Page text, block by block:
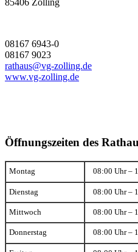
85406 Zolling
08167 6943-0
08167 9023
rathaus@vg-zolling.de
www.vg-zolling.de
Öffnungszeiten des
Montag 08:00 Uhr –
Dienstag 08:00 Uhr –
Mittwoch 08:00 Uhr –
Donnerstag 08:00 Uhr –